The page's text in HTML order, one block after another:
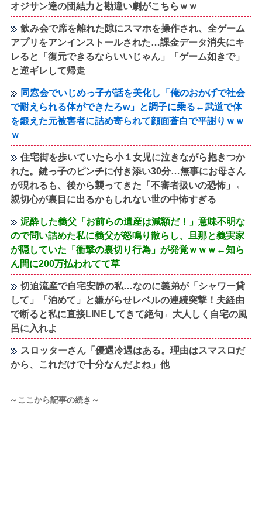
オジサン達の団結力と勘違い劇がこちらｗｗ
飲み会で席を離れた隙にスマホを操作され、全ゲーム
アプリをアンインストールされた…課金データ消失にキ
レると「復元できるならいいじゃん」「ゲーム如きで」
と逆ギレして帰走
同窓会でいじめっ子が話を美化し「俺のおかげで社会
で耐えられる体ができたろw」と調子に乗る←武道で体
を鍛えた元被害者に詰め寄られて顔面蒼白で平謝りｗｗ
ｗ
住宅街を歩いていたら小１女児に泣きながら抱きつか
れた。鍵っ子のピンチに付き添い30分…無事にお母さん
が現れるも、後から襲ってきた「不審者扱いの恐怖」←
親切心が裏目に出るかもしれない世の中怖すぎる
泥酔した義父「お前らの遺産は減額だ！」意味不明な
ので問い詰めた私に義父が怒鳴り散らし、旦那と義実家
が隠していた「衝撃の裏切り行為」が発覚ｗｗｗ←知ら
ん間に200万払われてて草
切迫流産で自宅安静の私…なのに義弟が「シャワー貸
して」「泊めて」と嫌がらせレベルの連続突撃！夫経由
で断ると私に直接LINEしてきて絶句←大人しく自宅の風
呂に入れよ
スロッターさん「優遇冷遇はある。理由はスマスロだ
から、これだけで十分なんだよね」他
～ここから記事の続き～